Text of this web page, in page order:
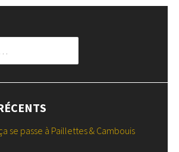
se passe à Paillettes & Cambouis